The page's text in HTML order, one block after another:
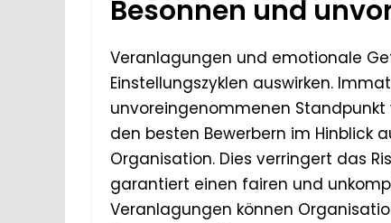
Besonnen und
Veranlagungen und emotionale
Einstellungszyklen auswirken.
unvoreingenommenen
den besten Bewerbern im Hinblick
Organisation. Dies verringert das
garantiert einen fairen und
Veranlagungen können